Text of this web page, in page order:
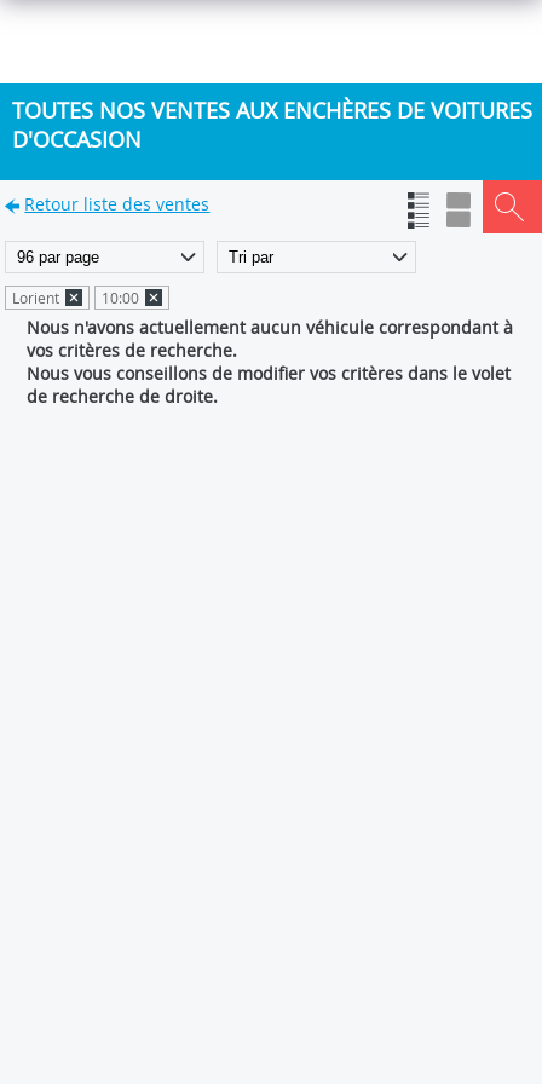
TOUTES NOS VENTES AUX ENCHÈRES DE VOITURES
D'OCCASION
Retour liste des ventes
Lorient 10:00
Nous n'avons actuellement aucun véhicule correspondant à
vos critères de recherche.
Nous vous conseillons de modifier vos critères dans le volet
de recherche de droite.